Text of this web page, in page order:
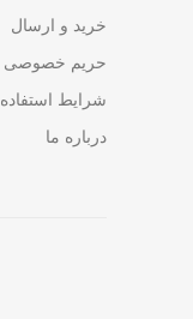
خرید و ارسال
حریم خصوصی
شرایط استفاده
درباره ما